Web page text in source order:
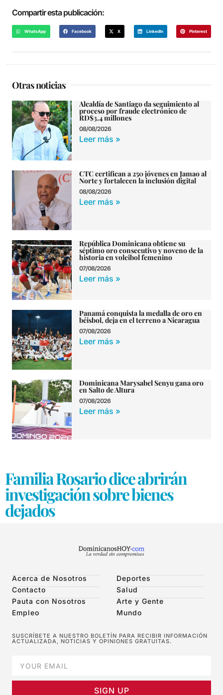
Compartir esta publicación:
WhatsApp Facebook X LinkedIn Pinterest
Otras noticias
Alcaldía de Santiago da seguimiento al
proceso por fraude electrónico de
RD$3.4 millones
08/08/2026
Leer más »
CTC certifican a 250 jóvenes en Jamao al
Norte y fortalecen la inclusión digital
08/08/2026
Leer más »
República Dominicana obtiene su
séptimo oro consecutivo y noveno de la
historia en voleibol femenino
07/08/2026
Leer más »
Panamá conquista la medalla de oro en
béisbol, deja en el terreno a Nicaragua
07/08/2026
Leer más »
Dominicana Marysabel Senyu gana oro
en Salto de Altura
07/08/2026
Leer más »
Familia Rosario dice abrirán
investigación sobre bienes
dejados
Acerca de Nosotros
Contacto
Pauta con Nosotros
Empleo
Deportes
Salud
Arte y Gente
Mundo
SUSCRÍBETE A NUESTRO BOLETÍN PARA RECIBIR INFORMACIÓN
ACTUALIZADA, NOTICIAS Y OPINIONES GRATUITAS.
SIGN UP